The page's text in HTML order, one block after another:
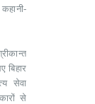
बिहार
सेवा
से